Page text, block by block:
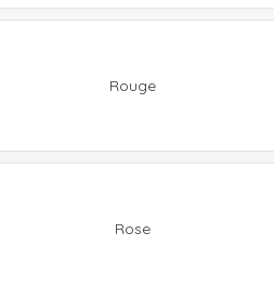
Rouge
Rose